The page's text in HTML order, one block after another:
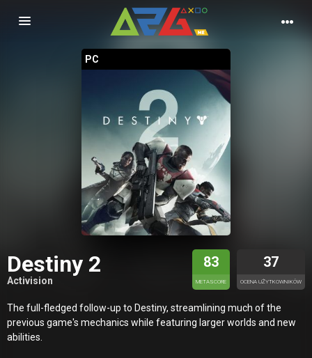
Nawigacja
PC
Destiny 2
Activision
83
METASCORE
37
OCENA UŻYTKOWNIKÓW
The full-fledged follow-up to Destiny, streamlining much of the
previous game's mechanics while featuring larger worlds and new
abilities.